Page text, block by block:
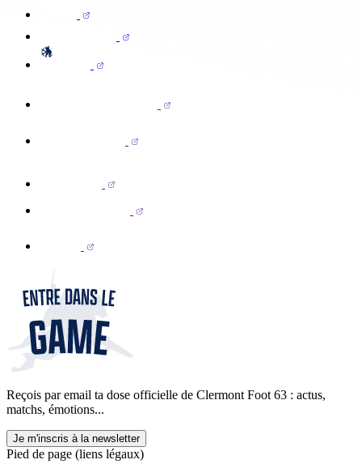
Reçois par email ta dose officielle de Clermont Foot 63 : actus,
matchs, émotions...
Je m'inscris à la newsletter
Pied de page (liens légaux)